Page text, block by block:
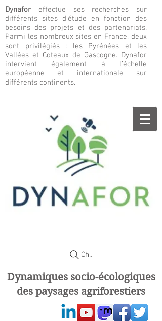
Dynafor effectue ses recherches sur
différents sites d’étude en fonction des
besoins des projets et des partenariats.
Parmi les nombreux sites en France, deux
sont privilégiés : les Pyrénées et les
Vallées et Coteaux de Gascogne. Dynafor
intervient également à l’échelle
européenne et internationale sur
différents continents.
Chercher
Dynamiques socio-écologiques
des paysages agriforestiers